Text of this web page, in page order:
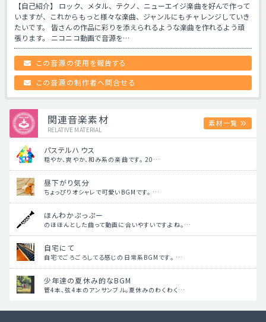
【自己紹介】 ロック、メタル、テクノ、ニューエイジ楽曲を好んで作って
いますが、これからもっと様々な楽曲、ジャンルにもチャレンジしていき
たいです。 皆さんの作品に彩りを添えられるような楽曲を作れるよう頑
張ります。 ニコニコ動画で音源を…
この音源の使用を報告する
この音源の制作者へ問合せる
関連音楽素材
RELATIVE MATERIAL
素材一覧
パステルハウス
穏やか、爽やか、和み系の楽曲です。 20…
昼下がり気分
ちょっぴりオシャレで可愛いBGMです。 …
ほんわかぷっぷー
のほほんとした曲って動画に合いやすいですよね。…
自宅にて
自宅でごろごろしてる感じの日常系BGMです。 …
少年達の夏休み的なBGM
管4本、弦4本のアンサンブル。夏休みのわくわく…